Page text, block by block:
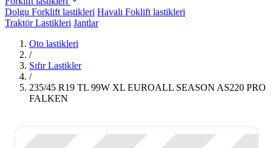
Dolgu Forklift lastikleri Havalı Foklift lastikleri
Traktör Lastikleri Jantlar
Oto lastikleri
/
Sıfır Lastikler
/
235/45 R19 TL 99W XL EUROALL SEASON AS220 PRO
FALKEN